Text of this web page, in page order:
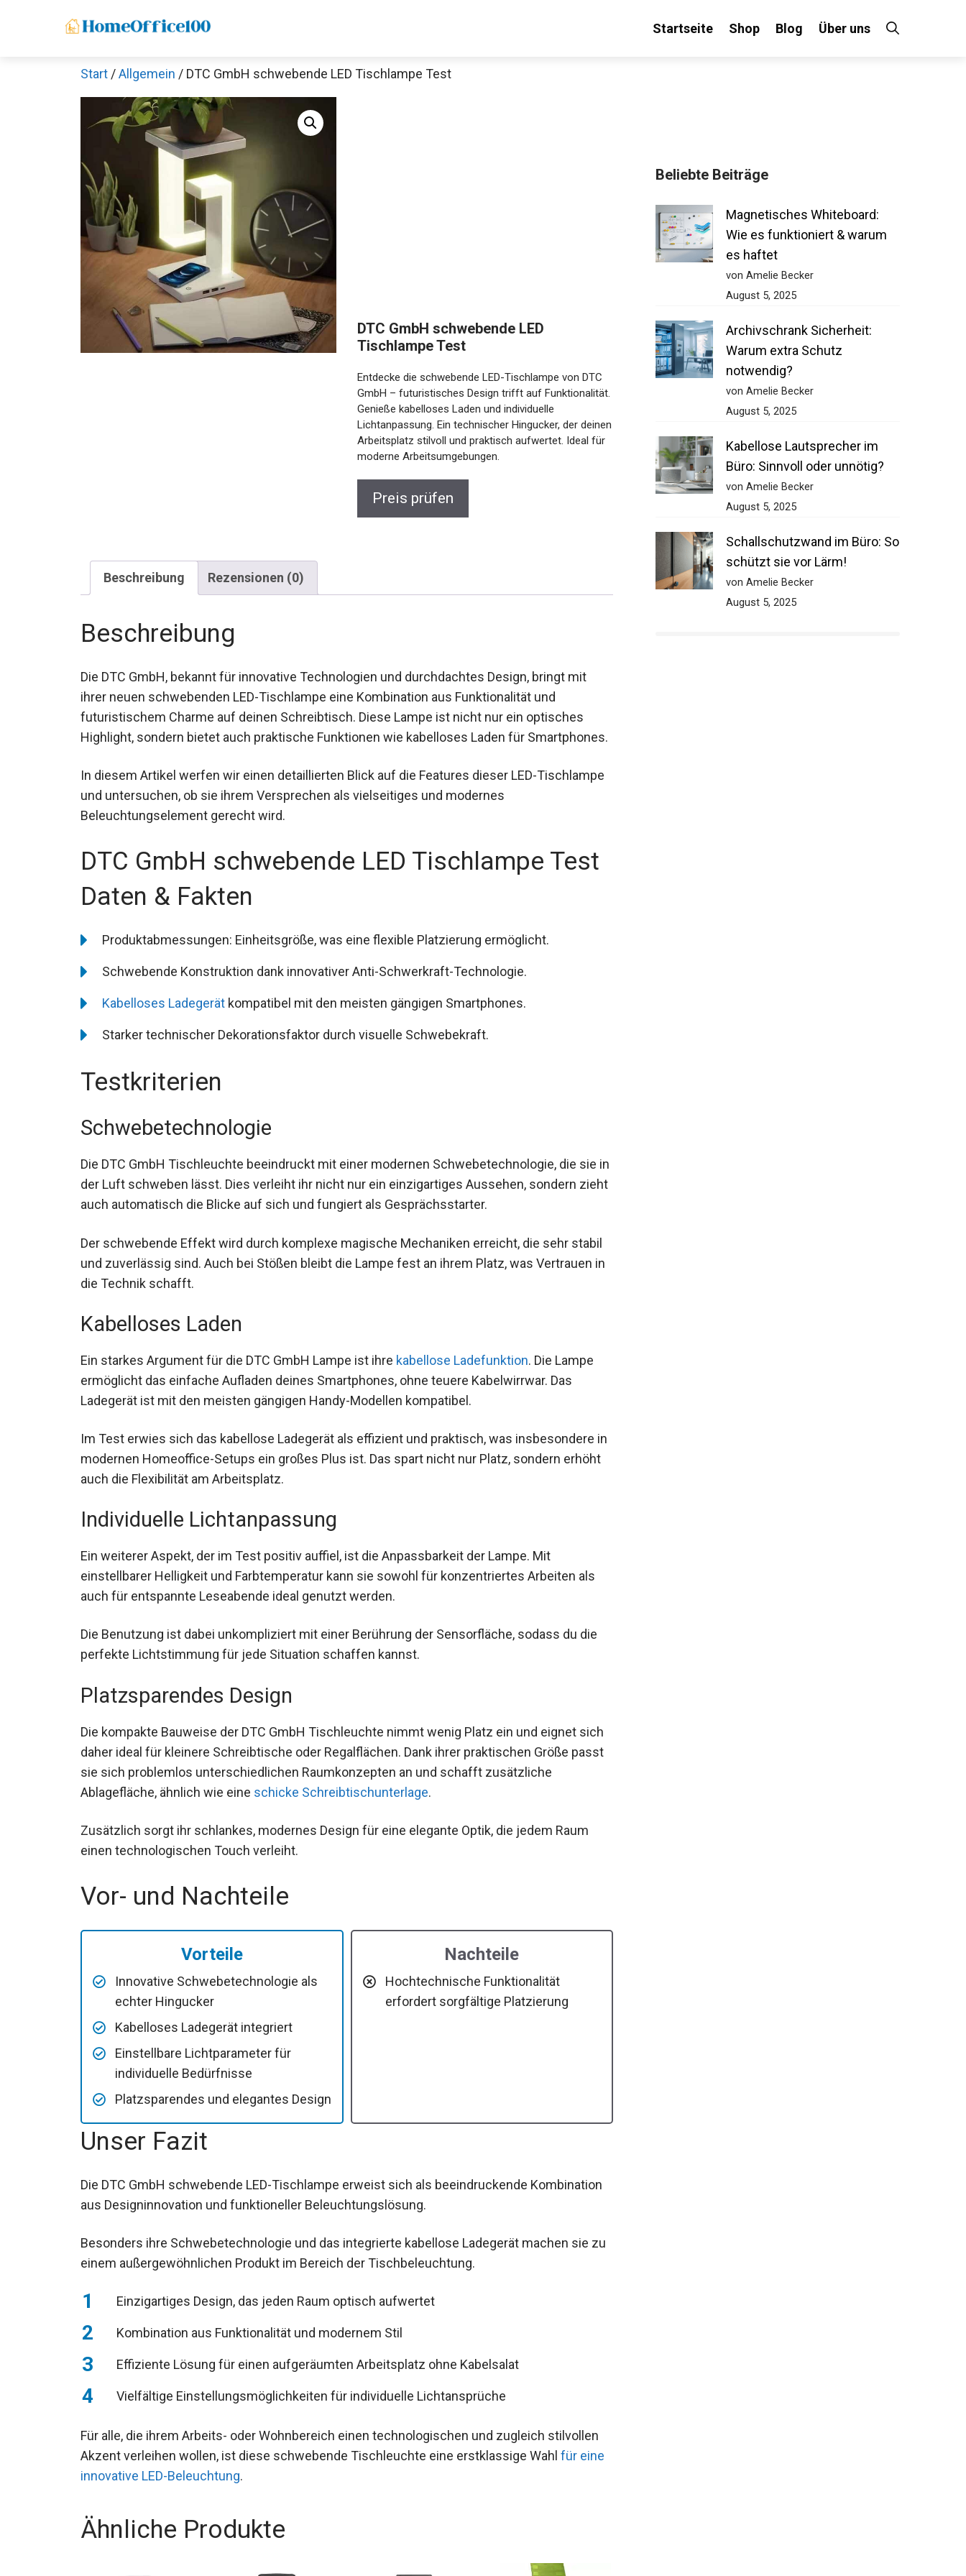
Startseite Shop Blog Über uns
Start /Allgemein / DTC GmbH schwebende LED Tischlampe Test
DTC GmbH schwebende LED
Tischlampe Test
Entdecke die schwebende LED-Tischlampe von DTC
GmbH – futuristisches Design trifft auf Funktionalität.
Genieße kabelloses Laden und individuelle
Lichtanpassung. Ein technischer Hingucker, der deinen
Arbeitsplatz stilvoll und praktisch aufwertet. Ideal für
moderne Arbeitsumgebungen.
Preis prüfen
Beschreibung Rezensionen (0)
Beschreibung
Die DTC GmbH, bekannt für innovative Technologien und durchdachtes Design, bringt mit
ihrer neuen schwebenden LED-Tischlampe eine Kombination aus Funktionalität und
futuristischem Charme auf deinen Schreibtisch. Diese Lampe ist nicht nur ein optisches
Highlight, sondern bietet auch praktische Funktionen wie kabelloses Laden für Smartphones.
In diesem Artikel werfen wir einen detaillierten Blick auf die Features dieser LED-Tischlampe
und untersuchen, ob sie ihrem Versprechen als vielseitiges und modernes
Beleuchtungselement gerecht wird.
DTC GmbH schwebende LED Tischlampe Test
Daten & Fakten
Produktabmessungen: Einheitsgröße, was eine flexible Platzierung ermöglicht.
Schwebende Konstruktion dank innovativer Anti-Schwerkraft-Technologie.
Kabelloses Ladegerät kompatibel mit den meisten gängigen Smartphones.
Starker technischer Dekorationsfaktor durch visuelle Schwebekraft.
Testkriterien
Schwebetechnologie
Die DTC GmbH Tischleuchte beeindruckt mit einer modernen Schwebetechnologie, die sie in
der Luft schweben lässt. Dies verleiht ihr nicht nur ein einzigartiges Aussehen, sondern zieht
auch automatisch die Blicke auf sich und fungiert als Gesprächsstarter.
Der schwebende Effekt wird durch komplexe magische Mechaniken erreicht, die sehr stabil
und zuverlässig sind. Auch bei Stößen bleibt die Lampe fest an ihrem Platz, was Vertrauen in
die Technik schafft.
Kabelloses Laden
Ein starkes Argument für die DTC GmbH Lampe ist ihre kabellose Ladefunktion. Die Lampe
ermöglicht das einfache Aufladen deines Smartphones, ohne teuere Kabelwirrwar. Das
Ladegerät ist mit den meisten gängigen Handy-Modellen kompatibel.
Im Test erwies sich das kabellose Ladegerät als effizient und praktisch, was insbesondere in
modernen Homeoffice-Setups ein großes Plus ist. Das spart nicht nur Platz, sondern erhöht
auch die Flexibilität am Arbeitsplatz.
Individuelle Lichtanpassung
Ein weiterer Aspekt, der im Test positiv auffiel, ist die Anpassbarkeit der Lampe. Mit
einstellbarer Helligkeit und Farbtemperatur kann sie sowohl für konzentriertes Arbeiten als
auch für entspannte Leseabende ideal genutzt werden.
Die Benutzung ist dabei unkompliziert mit einer Berührung der Sensorfläche, sodass du die
perfekte Lichtstimmung für jede Situation schaffen kannst.
Platzsparendes Design
Die kompakte Bauweise der DTC GmbH Tischleuchte nimmt wenig Platz ein und eignet sich
daher ideal für kleinere Schreibtische oder Regalflächen. Dank ihrer praktischen Größe passt
sie sich problemlos unterschiedlichen Raumkonzepten an und schafft zusätzliche
Ablagefläche, ähnlich wie eine schicke Schreibtischunterlage.
Zusätzlich sorgt ihr schlankes, modernes Design für eine elegante Optik, die jedem Raum
einen technologischen Touch verleiht.
Vor- und Nachteile
Vorteile
Innovative Schwebetechnologie als
echter Hingucker
Kabelloses Ladegerät integriert
Einstellbare Lichtparameter für
individuelle Bedürfnisse
Platzsparendes und elegantes Design
Nachteile
Hochtechnische Funktionalität
erfordert sorgfältige Platzierung
Unser Fazit
Die DTC GmbH schwebende LED-Tischlampe erweist sich als beeindruckende Kombination
aus Designinnovation und funktioneller Beleuchtungslösung.
Besonders ihre Schwebetechnologie und das integrierte kabellose Ladegerät machen sie zu
einem außergewöhnlichen Produkt im Bereich der Tischbeleuchtung.
Einzigartiges Design, das jeden Raum optisch aufwertet
Kombination aus Funktionalität und modernem Stil
Effiziente Lösung für einen aufgeräumten Arbeitsplatz ohne Kabelsalat
Vielfältige Einstellungsmöglichkeiten für individuelle Lichtansprüche
Für alle, die ihrem Arbeits- oder Wohnbereich einen technologischen und zugleich stilvollen
Akzent verleihen wollen, ist diese schwebende Tischleuchte eine erstklassige Wahl für eine
innovative LED-Beleuchtung.
Ähnliche Produkte
Beliebte Beiträge
Magnetisches Whiteboard:
Wie es funktioniert & warum
es haftet
von Amelie Becker
August 5, 2025
Archivschrank Sicherheit:
Warum extra Schutz
notwendig?
von Amelie Becker
August 5, 2025
Kabellose Lautsprecher im
Büro: Sinnvoll oder unnötig?
von Amelie Becker
August 5, 2025
Schallschutzwand im Büro: So
schützt sie vor Lärm!
von Amelie Becker
August 5, 2025